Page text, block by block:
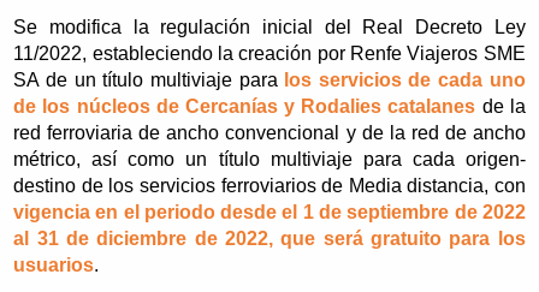
Se modifica la regulación inicial del Real Decreto Ley
11/2022, estableciendo la creación por Renfe Viajeros SME
SA de un título multiviaje para los servicios de cada uno
de los núcleos de Cercanías y Rodalies catalanes de la
red ferroviaria de ancho convencional y de la red de ancho
métrico, así como un título multiviaje para cada origen-
destino de los servicios ferroviarios de Media distancia, con
vigencia en el periodo desde el 1 de septiembre de 2022
al 31 de diciembre de 2022, que será gratuito para los
usuarios.